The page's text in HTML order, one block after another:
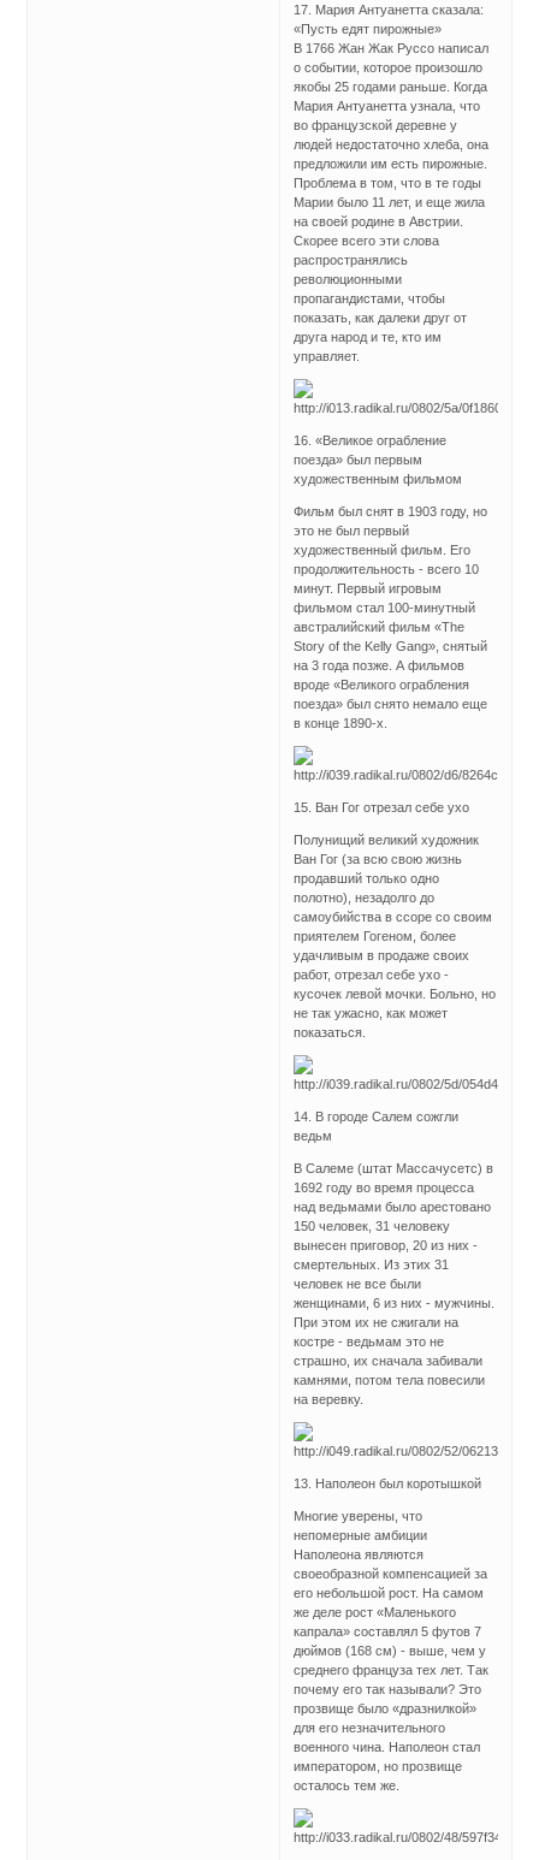
17. Мария Антуанетта сказала:
«Пусть едят пирожные»
В 1766 Жан Жак Руссо написал
о событии, которое произошло
якобы 25 годами раньше. Когда
Мария Антуанетта узнала, что
во французской деревне у
людей недостаточно хлеба, она
предложили им есть пирожные.
Проблема в том, что в те годы
Марии было 11 лет, и еще жила
на своей родине в Австрии.
Скорее всего эти слова
распространялись
революционными
пропагандистами, чтобы
показать, как далеки друг от
друга народ и те, кто им
управляет.
16. «Великое ограбление
поезда» был первым
художественным фильмом
Фильм был снят в 1903 году, но
это не был первый
художественный фильм. Его
продолжительность - всего 10
минут. Первый игровым
фильмом стал 100-минутный
австралийский фильм «The
Story of the Kelly Gang», снятый
на 3 года позже. А фильмов
вроде «Великого ограбления
поезда» был снято немало еще
в конце 1890-х.
15. Ван Гог отрезал себе ухо
Полунищий великий художник
Ван Гог (за всю свою жизнь
продавший только одно
полотно), незадолго до
самоубийства в ссоре со своим
приятелем Гогеном, более
удачливым в продаже своих
работ, отрезал себе ухо -
кусочек левой мочки. Больно, но
не так ужасно, как может
показаться.
14. В городе Салем сожгли
ведьм
В Салеме (штат Массачусетс) в
1692 году во время процесса
над ведьмами было арестовано
150 человек, 31 человеку
вынесен приговор, 20 из них -
смертельных. Из этих 31
человек не все были
женщинами, 6 из них - мужчины.
При этом их не сжигали на
костре - ведьмам это не
страшно, их сначала забивали
камнями, потом тела повесили
на веревку.
13. Наполеон был коротышкой
Многие уверены, что
непомерные амбиции
Наполеона являются
своеобразной компенсацией за
его небольшой рост. На самом
же деле рост «Маленького
капрала» составлял 5 футов 7
дюймов (168 см) - выше, чем у
среднего француза тех лет. Так
почему его так называли? Это
прозвище было «дразнилкой»
для его незначительного
военного чина. Наполеон стал
императором, но прозвище
осталось тем же.